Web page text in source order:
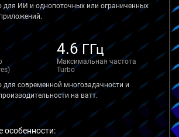
для ИИ и однопоточных или ограниченных
4.6ГГц
Максимальная частота
Turbo
современной многозадачности и
на ватт.
особенности: